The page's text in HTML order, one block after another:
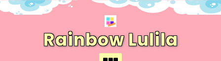
Skip
Rainbow Lulila